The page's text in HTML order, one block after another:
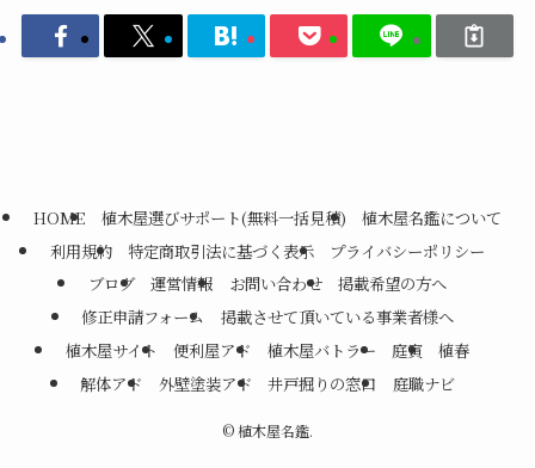
HOME 植木屋選びサポート(無料一括見積)
植木屋名鑑について
利用規約
特定商取引法に基づく表示
プライバシーポリシー
ブログ
運営情報 お問い合わせ
掲載希望の方へ
修正申請フォーム
掲載させて頂いている事業者様へ
植木屋サイト
便利屋アド 植木屋バトラー 庭寅
植春
解体アド
外壁塗装アド 井戸掘りの窓口 庭職ナビ
©植木屋名鑑.